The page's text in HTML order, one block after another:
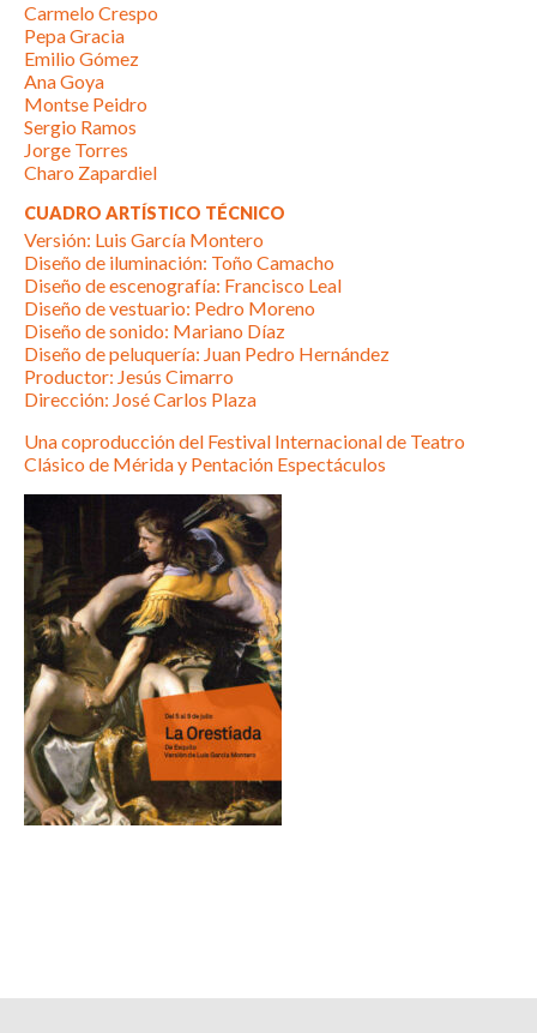
Carmelo Crespo
Pepa Gracia
Emilio Gómez
Ana Goya
Montse Peidro
Sergio Ramos
Jorge Torres
Charo Zapardiel
CUADRO ARTÍSTICO TÉCNICO
Versión: Luis García Montero
Diseño de iluminación: Toño Camacho
Diseño de escenografía: Francisco Leal
Diseño de vestuario: Pedro Moreno
Diseño de sonido: Mariano Díaz
Diseño de peluquería: Juan Pedro Hernández
Productor: Jesús Cimarro
Dirección: José Carlos Plaza
Una coproducción del Festival Internacional de Teatro
Clásico de Mérida y Pentación Espectáculos